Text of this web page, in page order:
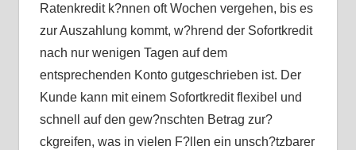
Ratenkredit k?nnen oft Wochen vergehen, bis es
zur Auszahlung kommt, w?hrend der Sofortkredit
nach nur wenigen Tagen auf dem
entsprechenden Konto gutgeschrieben ist. Der
Kunde kann mit einem Sofortkredit flexibel und
schnell auf den gew?nschten Betrag zur?
ckgreifen, was in vielen F?llen ein unsch?tzbarer